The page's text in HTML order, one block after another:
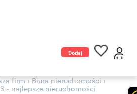
Dodaj
firm›Biura nieruchomości›
- najlepsze nieruchomości